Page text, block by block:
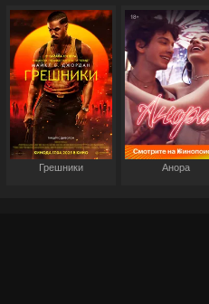
Грешники Анора